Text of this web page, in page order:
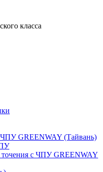
класса
GREENWAY (Тайвань)
точения с ЧПУ GREENWAY